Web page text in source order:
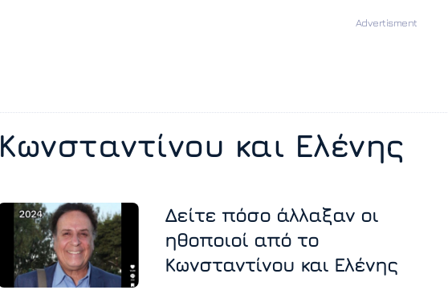
Κωνσταντίνου και Ελένης
Δείτε πόσο άλλαξαν οι
ηθοποιοί από το
Κωνσταντίνου και Ελένης